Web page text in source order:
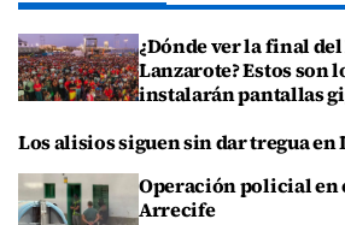
¿Dónde ver la final
Lanzarote? Estos son
instalarán pantallas
Los alisios siguen sin dar tregua en
Operación policial en
Arrecife